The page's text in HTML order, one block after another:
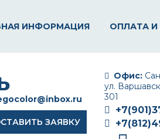
ИНФОРМАЦИЯ ОПЛАТА
Офис:
ул.
301
ЗАЯВКУ